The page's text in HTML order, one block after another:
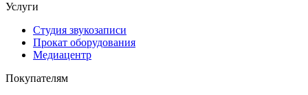
Услуги
Студия звукозаписи
Прокат оборудования
Медиацентр
Покупателям